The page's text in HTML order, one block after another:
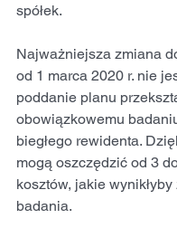
spółek.
Najważniejsza zmiana
od 1 marca 2020 r. nie
poddanie planu
obowiązkowemu
biegłego rewidenta.
mogą oszczędzić od 3
kosztów, jakie
badania.